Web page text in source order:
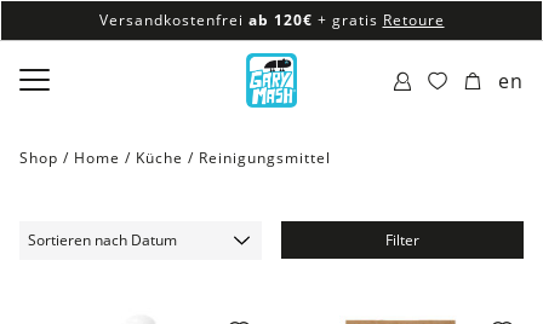
Versandkostenfrei ab 120€ + gratis Retoure
100% veganes & fair produziertes Sortiment
Versandkostenfrei ab 120€
en
Shop / Home / Küche / Reinigungsmittel
Filter